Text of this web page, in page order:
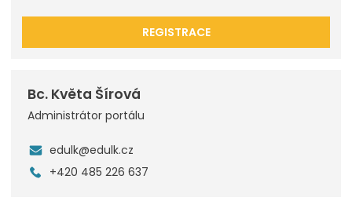
REGISTRACE
Bc. Květa Šírová
Administrátor portálu
edulk@edulk.cz
+420 485 226 637